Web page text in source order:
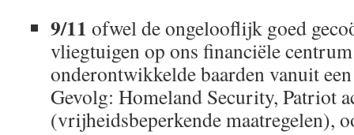
9/11 ofwel de ongelooflijk goed
vliegtuigen op ons financiële
onderontwikkelde baarden vanuit
Gevolg: Homeland Security, Patriot
(vrijheidsbeperkende maatregelen),